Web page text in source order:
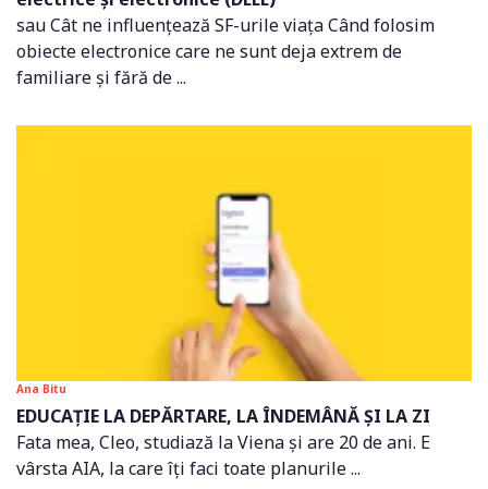
sau Cât ne influențează SF-urile viața Când folosim
obiecte electronice care ne sunt deja extrem de
familiare și fără de ...
Ana Bitu
EDUCAȚIE LA DEPĂRTARE, LA ÎNDEMÂNĂ ȘI LA ZI
Fata mea, Cleo, studiază la Viena și are 20 de ani. E
vârsta AIA, la care îți faci toate planurile ...